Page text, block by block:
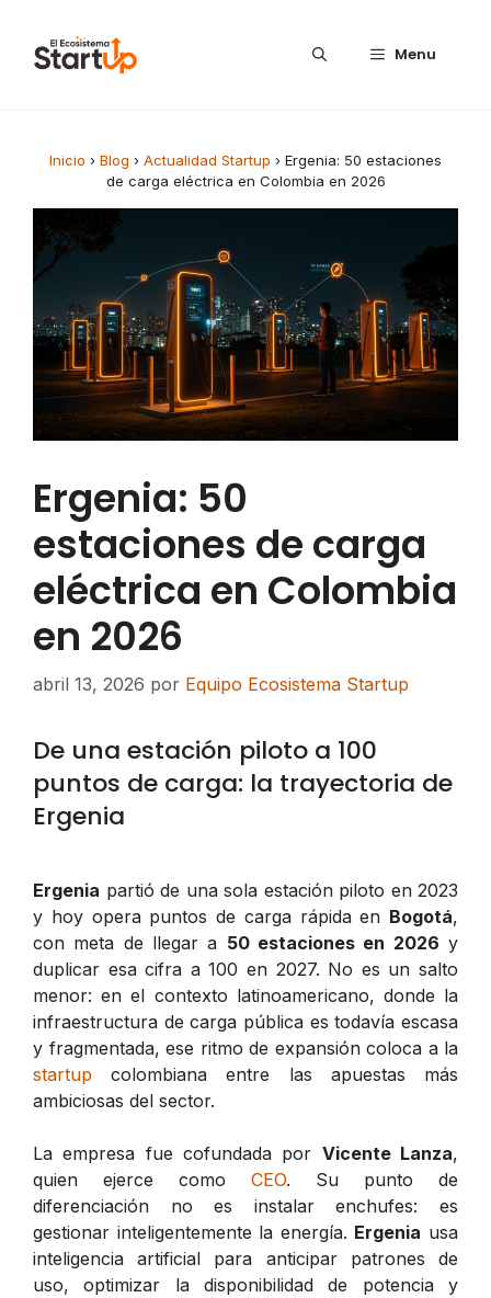
Menu
Inicio › Blog › Actualidad Startup › Ergenia: 50 estaciones
de carga eléctrica en Colombia en 2026
Ergenia: 50
estaciones de carga
eléctrica en Colombia
en 2026
abril 13, 2026 por Equipo Ecosistema Startup
De una estación piloto a 100
puntos de carga: la trayectoria de
Ergenia
Ergenia partió de una sola estación piloto en 2023
y hoy opera puntos de carga rápida en Bogotá,
con meta de llegar a 50 estaciones en 2026 y
duplicar esa cifra a 100 en 2027. No es un salto
menor: en el contexto latinoamericano, donde la
infraestructura de carga pública es todavía escasa
y fragmentada, ese ritmo de expansión coloca a la
startup colombiana entre las apuestas más
ambiciosas del sector.
La empresa fue cofundada por Vicente Lanza,
quien ejerce como CEO. Su punto de
diferenciación no es instalar enchufes: es
gestionar inteligentemente la energía. Ergenia usa
inteligencia artificial para anticipar patrones de
uso, optimizar la disponibilidad de potencia y